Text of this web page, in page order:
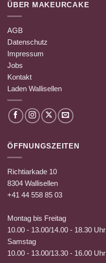
ÜBER MAKEURCAKE
AGB
Datenschutz
Impressum
Jobs
Kontakt
Laden Wallisellen
ÖFFNUNGSZEITEN
Richtiarkade 10
8304 Wallisellen
+41 44 558 85 03
Montag bis Freitag
10.00 - 13.00/14.00 - 18.30 Uhr
Samstag
10.00 - 13.00/13.30 - 16.00 Uhr